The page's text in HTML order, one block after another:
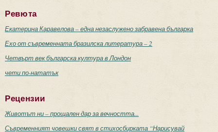
Ревюта
Екатерина Каравелова – една незаслужено забравена българка
Ехо от съвременната бразилска литература – 2
Четвърт век българска култура в Лондон
чети по-нататък
Рецензии
Животът ни – прощален дар за вечността...
Съвременният човешки свят в стихосбирката “Нарисувай